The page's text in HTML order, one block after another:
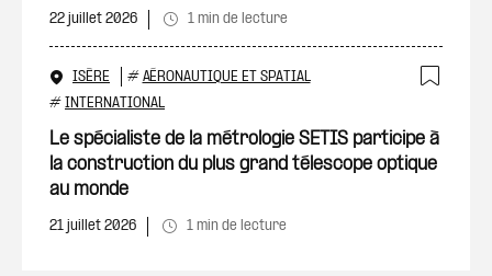
22 juillet 2026 1 min de lecture
ISÈRE # AÉRONAUTIQUE ET SPATIAL
# INTERNATIONAL
Le spécialiste de la métrologie SETIS participe à
la construction du plus grand télescope optique
au monde
21 juillet 2026 1 min de lecture